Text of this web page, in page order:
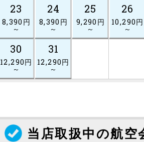
23
8,390円
～
24
8,390円
～
25
9,290円
～
26
10,290円
～
30
12,290円
～
31
12,290円
～
当店取扱中の航空